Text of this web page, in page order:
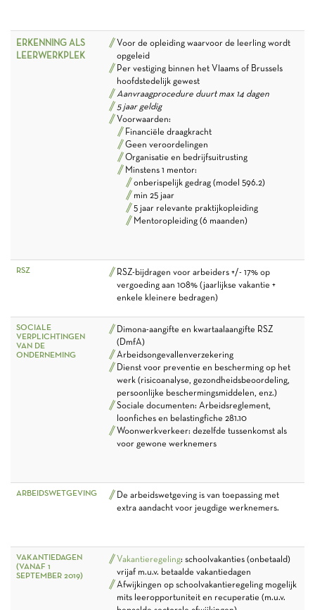
ERKENNING ALS
LEERWERKPLEK
Voor de opleiding waarvoor de leerling wordt
opgeleid
Per vestiging binnen het Vlaams of Brussels
hoofdstedelijk gewest
Aanvraagprocedure duurt max 14 dagen
5 jaar geldig
Voorwaarden:
Financiële draagkracht
Geen veroordelingen
Organisatie en bedrijfsuitrusting
Minstens 1 mentor:
onberispelijk gedrag (model 596.2)
min 25 jaar
5 jaar relevante praktijkopleiding
Mentoropleiding (6 maanden)
RSZ
RSZ-bijdragen voor arbeiders +/- 17% op
vergoeding aan 108% (jaarlijkse vakantie +
enkele kleinere bedragen)
SOCIALE
VERPLICHTINGEN
VAN DE
ONDERNEMING
Dimona-aangifte en kwartaalaangifte RSZ
(DmfA)
Arbeidsongevallenverzekering
Dienst voor preventie en bescherming op het
werk (risicoanalyse, gezondheidsbeoordeling,
persoonlijke beschermingsmiddelen, enz.)
Sociale documenten: Arbeidsreglement,
loonfiches en belastingfiche 281.10
Woonwerkverkeer: dezelfde tussenkomst als
voor gewone werknemers
ARBEIDSWETGEVING
De arbeidswetgeving is van toepassing met
extra aandacht voor jeugdige werknemers.
VAKANTIEDAGEN
(VANAF 1
SEPTEMBER 2019)
Vakantieregeling: schoolvakanties (onbetaald)
vrijaf m.u.v. betaalde vakantiedagen
Afwijkingen op schoolvakantieregeling mogelijk
mits leeropportuniteit en recuperatie (m.u.v.